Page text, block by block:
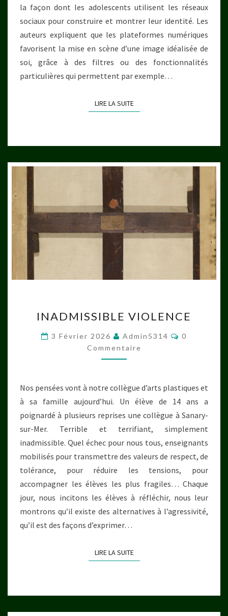
la façon dont les adolescents utilisent les réseaux
sociaux pour construire et montrer leur identité. Les
auteurs expliquent que les plateformes numériques
favorisent la mise en scène d’une image idéalisée de
soi, grâce à des filtres ou des fonctionnalités
particulières qui permettent par exemple…
LIRE LA SUITELIRE LA SUITE
VIOLENCE
INADMISSIBLE VIOLENCE
3 Février 2026 Admin5314
0
Commentaire
Nos pensées vont à notre collègue d’arts plastiques et
à sa famille aujourd’hui. Un élève de 14 ans a
poignardé à plusieurs reprises une collègue à Sanary-
sur-Mer. Terrible et terrifiant, simplement
inadmissible. Quel échec pour nous tous, enseignants
mobilisés pour transmettre des valeurs de respect, de
tolérance, pour réduire les tensions, pour
accompagner les élèves les plus fragiles… Chaque
jour, nous incitons les élèves à réfléchir, nous leur
montrons qu’il existe des alternatives à l’agressivité,
qu’il est des façons d’exprimer…
LIRE LA SUITELIRE LA SUITE